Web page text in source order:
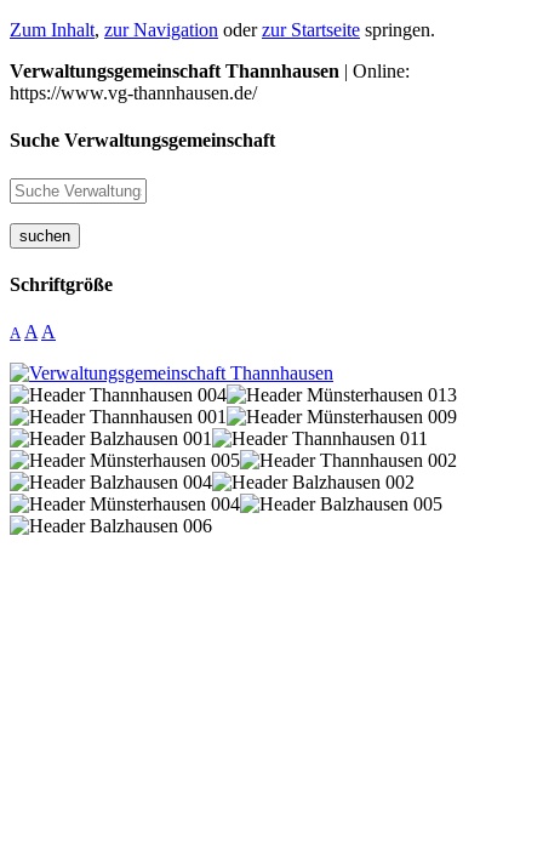
Zum Inhalt, zur Navigation oderzur Startseite springen.
Verwaltungsgemeinschaft Thannhausen | Online:
https://www.vg-thannhausen.de/
Suche Verwaltungsgemeinschaft
suchen
Schriftgröße
A A A